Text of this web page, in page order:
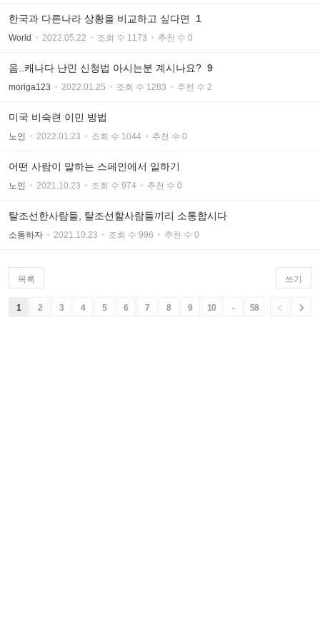
한국과 다른나라 상황을 비교하고 싶다면 1
World 2022.05.22 조회 수 1173 추천 수 0
음..캐나다 난민 신청법 아시는분 계시나요? 9
moriga123 2022.01.25 조회 수 1283 추천 수 2
미국 비숙련 이민 방법
노인 2022.01.23 조회 수 1044 추천 수 0
어떤 사람이 말하는 스페인에서 일하기
노인 2021.10.23 조회 수 974 추천 수 0
탈조선한사람들, 탈조선할사람들끼리 소통합시다
소통하자 2021.10.23 조회 수 996 추천 수 0
목록 쓰기
1 2 3 4 5 6 7 8 9 10 - 58  